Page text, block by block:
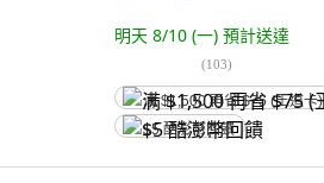
明天 8/10 (一) 預計送達
(103)
满 $1,500 再省 $75 (王道卡)
$5 酷澎幣回饋